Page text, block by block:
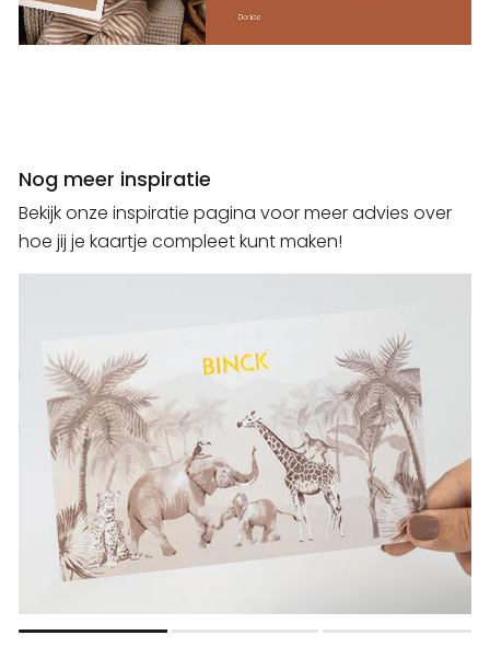
Nog meer inspiratie
Bekijk onze inspiratie pagina voor meer advies over
hoe jij je kaartje compleet kunt maken!